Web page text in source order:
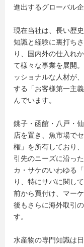
進出するグローバル
現在当社は、長い歴
知識と経験に裏打ち
り、国内外の仕入れ
て様々な事業を展開
ッショナルな人材が
する「お客様第一主
んでいます。
銚子・函館・八戸・
店を置き、魚市場で
権」を所有しており
引先のニーズに沿っ
カ・サケのいわゆる
り、特にサバに関し
前から買付け、マー
後もさらに海外取引
す。
水産物の専門知識は